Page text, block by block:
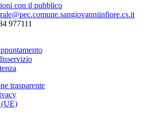
con il pubblico
977111
trasparente